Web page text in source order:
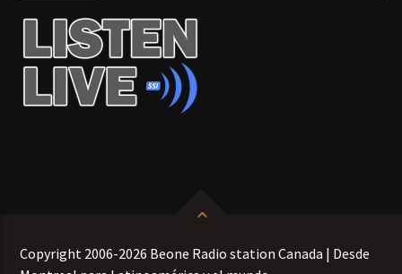
Copyright 2006-2026 Beone Radio station Canada | Desde